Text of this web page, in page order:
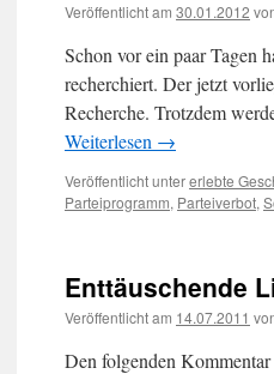
Veröffentlicht am 30.01.2012
Schon vor ein paar Tagen
recherchiert. Der jetzt
Recherche. Trotzdem
Weiterlesen →
Veröffentlicht untererlebte
Parteiprogramm, Parteiverbot,
Enttäuschende
Veröffentlicht am 14.07.2011
Den folgenden